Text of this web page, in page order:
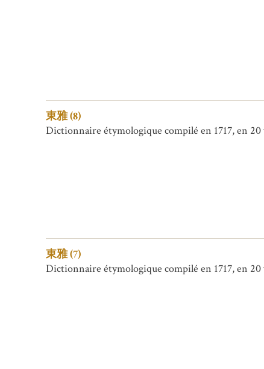
東雅 (8)
Dictionnaire étymologique compilé en 1717, en 20
東雅 (7)
Dictionnaire étymologique compilé en 1717, en 20